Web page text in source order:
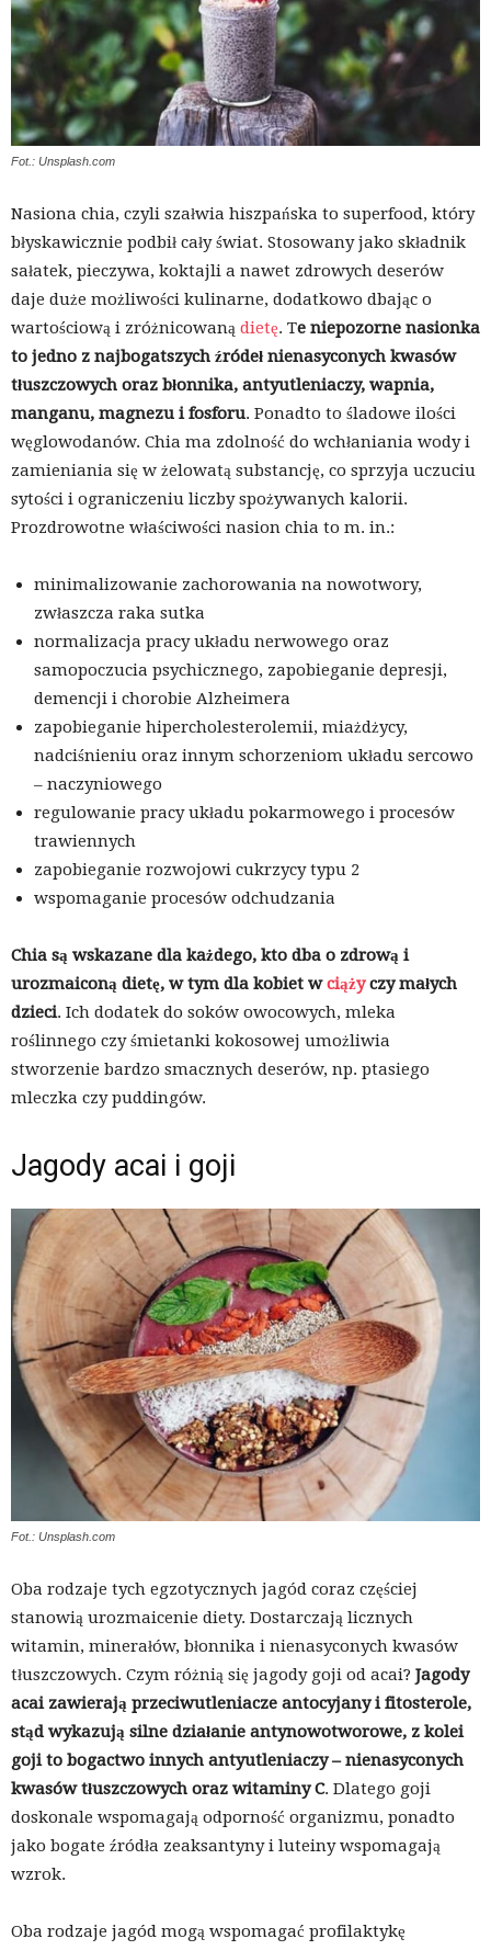
Fot.: Unsplash.com
Nasiona chia, czyli szałwia hiszpańska to superfood, który
błyskawicznie podbił cały świat. Stosowany jako składnik
sałatek, pieczywa, koktajli a nawet zdrowych deserów
daje duże możliwości kulinarne, dodatkowo dbając o
wartościową i zróżnicowaną dietę. Te niepozorne nasionka
to jedno z najbogatszych źródeł nienasyconych kwasów
tłuszczowych oraz błonnika, antyutleniaczy, wapnia,
manganu, magnezu i fosforu. Ponadto to śladowe ilości
węglowodanów. Chia ma zdolność do wchłaniania wody i
zamieniania się w żelowatą substancję, co sprzyja uczuciu
sytości i ograniczeniu liczby spożywanych kalorii.
Prozdrowotne właściwości nasion chia to m. in.:
minimalizowanie zachorowania na nowotwory,
zwłaszcza raka sutka
normalizacja pracy układu nerwowego oraz
samopoczucia psychicznego, zapobieganie depresji,
demencji i chorobie Alzheimera
zapobieganie hipercholesterolemii, miażdżycy,
nadciśnieniu oraz innym schorzeniom układu sercowo
– naczyniowego
regulowanie pracy układu pokarmowego i procesów
trawiennych
zapobieganie rozwojowi cukrzycy typu 2
wspomaganie procesów odchudzania
Chia są wskazane dla każdego, kto dba o zdrową i
urozmaiconą dietę, w tym dla kobiet wciążyczy małych
dzieci. Ich dodatek do soków owocowych, mleka
roślinnego czy śmietanki kokosowej umożliwia
stworzenie bardzo smacznych deserów, np. ptasiego
mleczka czy puddingów.
Jagody acai i goji
Fot.: Unsplash.com
Oba rodzaje tych egzotycznych jagód coraz częściej
stanowią urozmaicenie diety. Dostarczają licznych
witamin, minerałów, błonnika i nienasyconych kwasów
tłuszczowych. Czym różnią się jagody goji od acai? Jagody
acai zawierają przeciwutleniacze antocyjany i fitosterole,
stąd wykazują silne działanie antynowotworowe, z kolei
goji to bogactwo innych antyutleniaczy – nienasyconych
kwasów tłuszczowych oraz witaminy C. Dlatego goji
doskonale wspomagają odporność organizmu, ponadto
jako bogate źródła zeaksantyny i luteiny wspomagają
wzrok.
Oba rodzaje jagód mogą wspomagać profilaktykę